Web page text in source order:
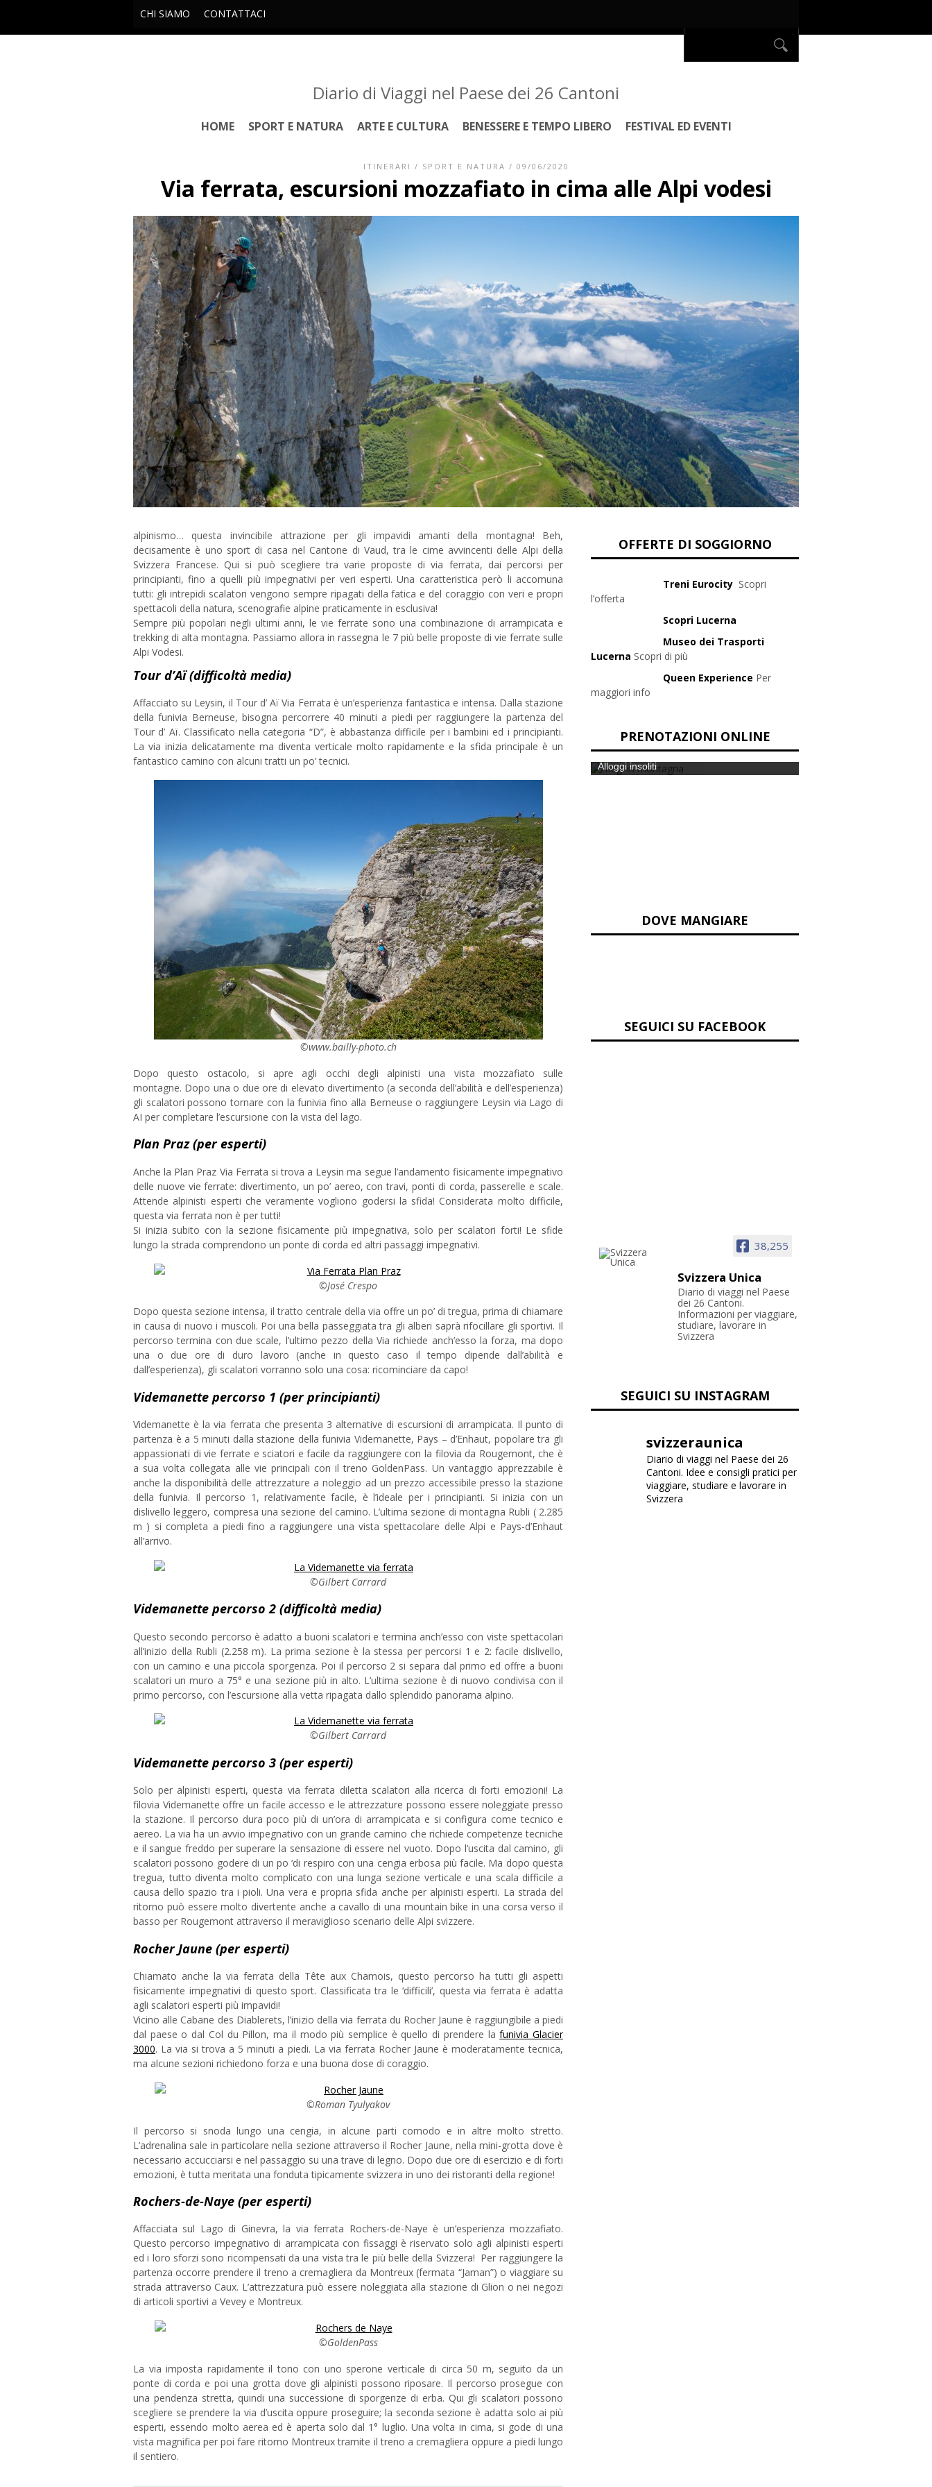
CHI SIAMO CONTATTACI
Diario di Viaggi nel Paese dei 26 Cantoni
HOME SPORT E NATURA ARTE E CULTURA BENESSERE E TEMPO LIBERO FESTIVAL ED EVENTI
ITINERARI / SPORT E NATURA / 09/06/2020
Via ferrata, escursioni mozzafiato in cima alle Alpi vodesi
alpinismo… questa invincibile attrazione per gli impavidi amanti della montagna! Beh,
decisamente è uno sport di casa nel Cantone di Vaud, tra le cime avvincenti delle Alpi della
Svizzera Francese. Qui si può scegliere tra varie proposte di via ferrata, dai percorsi per
principianti, fino a quelli più impegnativi per veri esperti. Una caratteristica però li accomuna
tutti: gli intrepidi scalatori vengono sempre ripagati della fatica e del coraggio con veri e propri
spettacoli della natura, scenografie alpine praticamente in esclusiva!
Sempre più popolari negli ultimi anni, le vie ferrate sono una combinazione di arrampicata e
trekking di alta montagna. Passiamo allora in rassegna le 7 più belle proposte di vie ferrate sulle
Alpi Vodesi.
Tour d’Aï(difficoltà media)
Affacciato su Leysin, il Tour d’ Aï Via Ferrata è un’esperienza fantastica e intensa. Dalla stazione
della funivia Berneuse, bisogna percorrere 40 minuti a piedi per raggiungere la partenza del
Tour d’ Aï. Classificato nella categoria “D”, è abbastanza difficile per i bambini ed i principianti.
La via inizia delicatamente ma diventa verticale molto rapidamente e la sfida principale è un
fantastico camino con alcuni tratti un po’ tecnici.
©www.bailly-photo.ch
Dopo questo ostacolo, si apre agli occhi degli alpinisti una vista mozzafiato sulle
montagne. Dopo una o due ore di elevato divertimento (a seconda dell’abilità e dell’esperienza)
gli scalatori possono tornare con la funivia fino alla Berneuse o raggiungere Leysin via Lago di
AI per completare l’escursione con la vista del lago.
Plan Praz (per esperti)
Anche la Plan Praz Via Ferrata si trova a Leysin ma segue l’andamento fisicamente impegnativo
delle nuove vie ferrate: divertimento, un po’ aereo, con travi, ponti di corda, passerelle e scale.
Attende alpinisti esperti che veramente vogliono godersi la sfida! Considerata molto difficile,
questa via ferrata non è per tutti!
Si inizia subito con la sezione fisicamente più impegnativa, solo per scalatori forti! Le sfide
lungo la strada comprendono un ponte di corda ed altri passaggi impegnativi.
©José Crespo
Dopo questa sezione intensa, il tratto centrale della via offre un po’ di tregua, prima di chiamare
in causa di nuovo i muscoli. Poi una bella passeggiata tra gli alberi saprà rifocillare gli sportivi. Il
percorso termina con due scale, l’ultimo pezzo della Via richiede anch’esso la forza, ma dopo
una o due ore di duro lavoro (anche in questo caso il tempo dipende dall’abilità e
dall’esperienza), gli scalatori vorranno solo una cosa: ricominciare da capo!
Videmanette percorso 1 (per principianti)
Videmanette è la via ferrata che presenta 3 alternative di escursioni di arrampicata. Il punto di
partenza è a 5 minuti dalla stazione della funivia Videmanette, Pays – d’Enhaut, popolare tra gli
appassionati di vie ferrate e sciatori e facile da raggiungere con la filovia da Rougemont, che è
a sua volta collegata alle vie principali con il treno GoldenPass. Un vantaggio apprezzabile è
anche la disponibilità delle attrezzature a noleggio ad un prezzo accessibile presso la stazione
della funivia. Il percorso 1, relativamente facile, è l’ideale per i principianti. Si inizia con un
dislivello leggero, compresa una sezione del camino. L’ultima sezione di montagna Rubli ( 2.285
m ) si completa a piedi fino a raggiungere una vista spettacolare delle Alpi e Pays-d’Enhaut
all’arrivo.
©Gilbert Carrard
Videmanette percorso 2 (difficoltà media)
Questo secondo percorso è adatto a buoni scalatori e termina anch’esso con viste spettacolari
all’inizio della Rubli (2.258 m). La prima sezione è la stessa per percorsi 1 e 2: facile dislivello,
con un camino e una piccola sporgenza. Poi il percorso 2 si separa dal primo ed offre a buoni
scalatori un muro a 75° e una sezione più in alto. L’ultima sezione è di nuovo condivisa con il
primo percorso, con l’escursione alla vetta ripagata dallo splendido panorama alpino.
©Gilbert Carrard
Videmanette percorso 3 (per esperti)
Solo per alpinisti esperti, questa via ferrata diletta scalatori alla ricerca di forti emozioni! La
filovia Videmanette offre un facile accesso e le attrezzature possono essere noleggiate presso
la stazione. Il percorso dura poco più di un’ora di arrampicata e si configura come tecnico e
aereo. La via ha un avvio impegnativo con un grande camino che richiede competenze tecniche
e il sangue freddo per superare la sensazione di essere nel vuoto. Dopo l’uscita dal camino, gli
scalatori possono godere di un po ‘di respiro con una cengia erbosa più facile. Ma dopo questa
tregua, tutto diventa molto complicato con una lunga sezione verticale e una scala difficile a
causa dello spazio tra i pioli. Una vera e propria sfida anche per alpinisti esperti. La strada del
ritorno può essere molto divertente anche a cavallo di una mountain bike in una corsa verso il
basso per Rougemont attraverso il meraviglioso scenario delle Alpi svizzere.
Rocher Jaune (per esperti)
Chiamato anche la via ferrata della Tête aux Chamois, questo percorso ha tutti gli aspetti
fisicamente impegnativi di questo sport. Classificata tra le ‘difficili’, questa via ferrata è adatta
agli scalatori esperti più impavidi!
Vicino alle Cabane des Diablerets, l’inizio della via ferrata du Rocher Jaune è raggiungibile a piedi
dal paese o dal Col du Pillon, ma il modo più semplice è quello di prendere lafunivia Glacier
3000. La via si trova a 5 minuti a piedi. La via ferrata Rocher Jaune è moderatamente tecnica,
ma alcune sezioni richiedono forza e una buona dose di coraggio.
©Roman Tyulyakov
Il percorso si snoda lungo una cengia, in alcune parti comodo e in altre molto stretto.
L’adrenalina sale in particolare nella sezione attraverso il Rocher Jaune, nella mini-grotta dove è
necessario accucciarsi e nel passaggio su una trave di legno. Dopo due ore di esercizio e di forti
emozioni, è tutta meritata una fonduta tipicamente svizzera in uno dei ristoranti della regione!
Rochers-de-Naye (per esperti)
Affacciata sul Lago di Ginevra, la via ferrata Rochers-de-Naye è un’esperienza mozzafiato.
Questo percorso impegnativo di arrampicata con fissaggi è riservato solo agli alpinisti esperti
ed i loro sforzi sono ricompensati da una vista tra le più belle della Svizzera! Per raggiungere la
partenza occorre prendere il treno a cremagliera da Montreux (fermata “Jaman”) o viaggiare su
strada attraverso Caux. L’attrezzatura può essere noleggiata alla stazione di Glion o nei negozi
di articoli sportivi a Vevey e Montreux.
©GoldenPass
La via imposta rapidamente il tono con uno sperone verticale di circa 50 m, seguito da un
ponte di corda e poi una grotta dove gli alpinisti possono riposare. Il percorso prosegue con
una pendenza stretta, quindi una successione di sporgenze di erba. Qui gli scalatori possono
scegliere se prendere la via d’uscita oppure proseguire; la seconda sezione è adatta solo ai più
esperti, essendo molto aerea ed è aperta solo dal 1° luglio. Una volta in cima, si gode di una
vista magnifica per poi fare ritorno Montreux tramite il treno a cremagliera oppure a piedi lungo
il sentiero.
OFFERTE DI SOGGIORNO
Treni Eurocity Scopri
l’offerta
Scopri Lucerna
Museo dei Trasporti
Lucerna Scopri di più
Queen Experience Per
maggiori info
PRENOTAZIONI ONLINE
Alloggi insoliti
DOVE MANGIARE
SEGUICI SU FACEBOOK
Svizzera Unica
Diario di viaggi nel Paese
dei 26 Cantoni.
Informazioni per viaggiare,
studiare, lavorare in
SEGUICI SU INSTAGRAM
svizzeraunica
Diario di viaggi nel Paese dei 26
Cantoni. Idee e consigli pratici per
viaggiare, studiare e lavorare in